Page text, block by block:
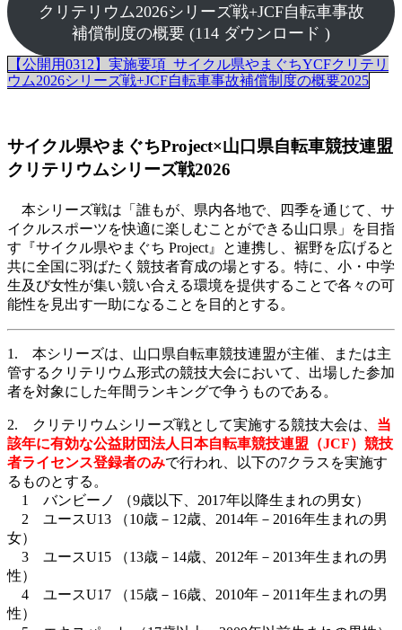
クリテリウム2026シリーズ戦+JCF自転車事故
補償制度の概要 (114 ダウンロード )
【公開用0312】実施要項_サイクル県やまぐちYCFクリテリ
ウム2026シリーズ戦+JCF自転車事故補償制度の概要2025
サイクル県やまぐちProject×山口県自転車競技連盟
クリテリウムシリーズ戦2026
本シリーズ戦は「誰もが、県内各地で、四季を通じて、サ
イクルスポーツを快適に楽しむことができる山口県」を目指
す『サイクル県やまぐち Project』と連携し、裾野を広げると
共に全国に羽ばたく競技者育成の場とする。特に、小・中学
生及び女性が集い競い合える環境を提供することで各々の可
能性を見出す一助になることを目的とする。
1. 本シリーズは、山口県自転車競技連盟が主催、または主
管するクリテリウム形式の競技大会において、出場した参加
者を対象にした年間ランキングで争うものである。
2. クリテリウムシリーズ戦として実施する競技大会は、 当
該年に有効な公益財団法人日本自転車競技連盟（JCF）競技
者ライセンス登録者のみで行われ、以下の7クラスを実施す
るものとする。
1 バンビーノ （9歳以下、2017年以降生まれの男女）
2 ユースU13 （10歳－12歳、2014年－2016年生まれの男
女）
3 ユースU15 （13歳－14歳、2012年－2013年生まれの男
性）
4 ユースU17 （15歳－16歳、2010年－2011年生まれの男
性）